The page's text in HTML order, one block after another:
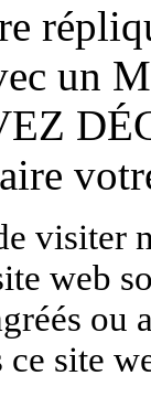
un
visiter
web
ce site